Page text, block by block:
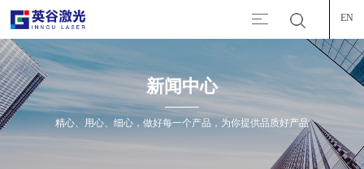
EN
新闻中心
精心、用心、细心，做好每一个产品，为你提供品质好产品